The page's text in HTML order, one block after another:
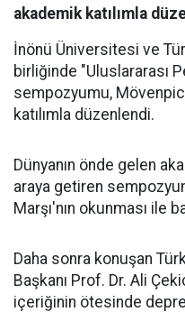
akademik katılımla
İnönü Üniversitesi ve
birliğinde "Uluslararası
sempozyumu,
katılımla düzenlendi.
Dünyanın önde gelen
araya getiren
Marşı'nın okunması ile
Daha sonra konuşan
Başkanı Prof. Dr. Ali
içeriğinin ötesinde